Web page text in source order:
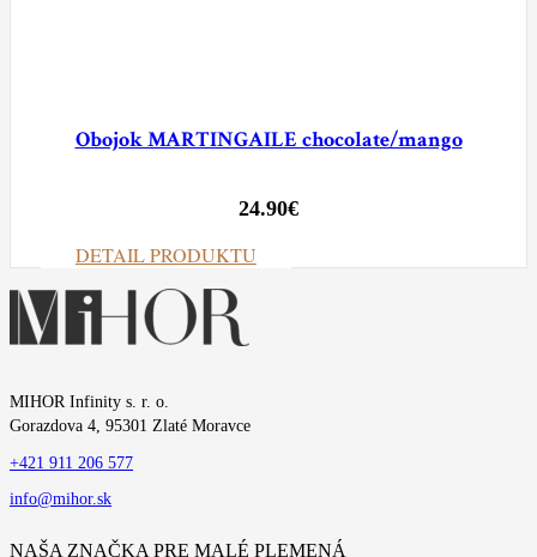
Obojok MARTINGAILE chocolate/mango
24.90€
DETAIL PRODUKTU
MIHOR Infinity s. r. o.
Gorazdova 4, 95301 Zlaté Moravce
+421 911 206 577
info@mihor.sk
NAŠA ZNAČKA PRE MALÉ PLEMENÁ